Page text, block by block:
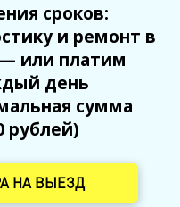
сроков:
и ремонт в
или платим
день
сумма
рублей)
НА ВЫЕЗД